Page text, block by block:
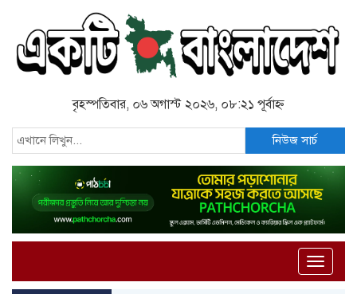
বৃহস্পতিবার, ০৬ অগাস্ট ২০২৬, ০৮:২১ পূর্বাহ্ন
নিউজ সার্চ
Toggle